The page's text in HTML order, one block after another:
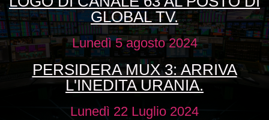
GLOBAL TV.
Lunedì 5 agosto 2024
PERSIDERA MUX 3: ARRIVA
L'INEDITA URANIA.
Lunedì 22 Luglio 2024